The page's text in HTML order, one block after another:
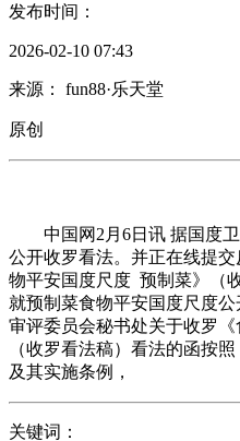
发布时间：
2026-02-10 07:43
来源： fun88·乐天堂
原创
中国网2月6日讯 据国度卫
公开收罗看法。并正在线提
物平安国度尺度 预制菜》（
就预制菜食物平安国度尺度
审评委员会秘书处关于收罗《
（收罗看法稿）看法的函按
及其实施条例，
关键词：